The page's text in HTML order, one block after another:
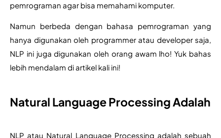
pemrograman agar bisa memahami komputer.
Namun berbeda dengan bahasa pemrograman yang
hanya digunakan oleh programmer atau developer saja,
NLP ini juga digunakan oleh orang awam lho! Yuk bahas
lebih mendalam di artikel kali ini!
Natural Language Processing Adalah
NLP atau Natural Language Processing adalah sebuah